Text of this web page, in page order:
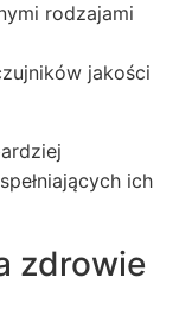
rodzajami
jakości
ich
zdrowie